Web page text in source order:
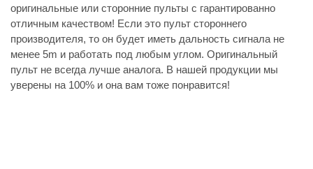
оригинальные или сторонние пульты с гарантированно
отличным качеством! Если это пульт стороннего
производителя, то он будет иметь дальность сигнала не
менее 5m и работать под любым углом. Оригинальный
пульт не всегда лучше аналога. В нашей продукции мы
уверены на 100% и она вам тоже понравится!